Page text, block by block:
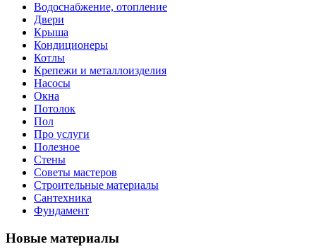
Водоснабжение, отопление
Двери
Крыша
Кондиционеры
Котлы
Крепежи и металлоизделия
Насосы
Окна
Потолок
Пол
Про услуги
Полезное
Стены
Советы мастеров
Строительные материалы
Сантехника
Фундамент
Новые материалы